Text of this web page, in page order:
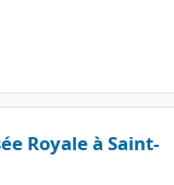
Royale à Saint-